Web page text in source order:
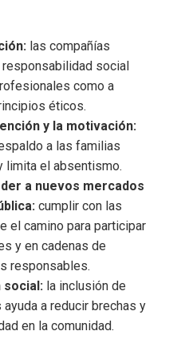
las compañías
social
como a
éticos.
y la motivación:
a las familias
limita el absentismo.
a nuevos mercados
cumplir con las
el camino para participar
y en cadenas de
responsables.
social: la inclusión de
a reducir brechas y
en la comunidad.